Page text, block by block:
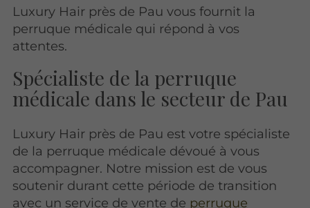
Luxury Hair près de Pau vous fournit la
perruque médicale qui répond à vos
attentes.
Spécialiste de la perruque
médicale dans le secteur de Pau
Luxury Hair près de Pau est votre spécialiste
de la perruque médicale dévoué à vous
accompagner. Notre mission est de vous
soutenir durant cette période de transition
avec un service de vente de perruque